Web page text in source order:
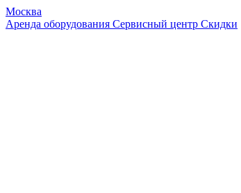
Москва
Аренда оборудования Сервисный центр Скидки